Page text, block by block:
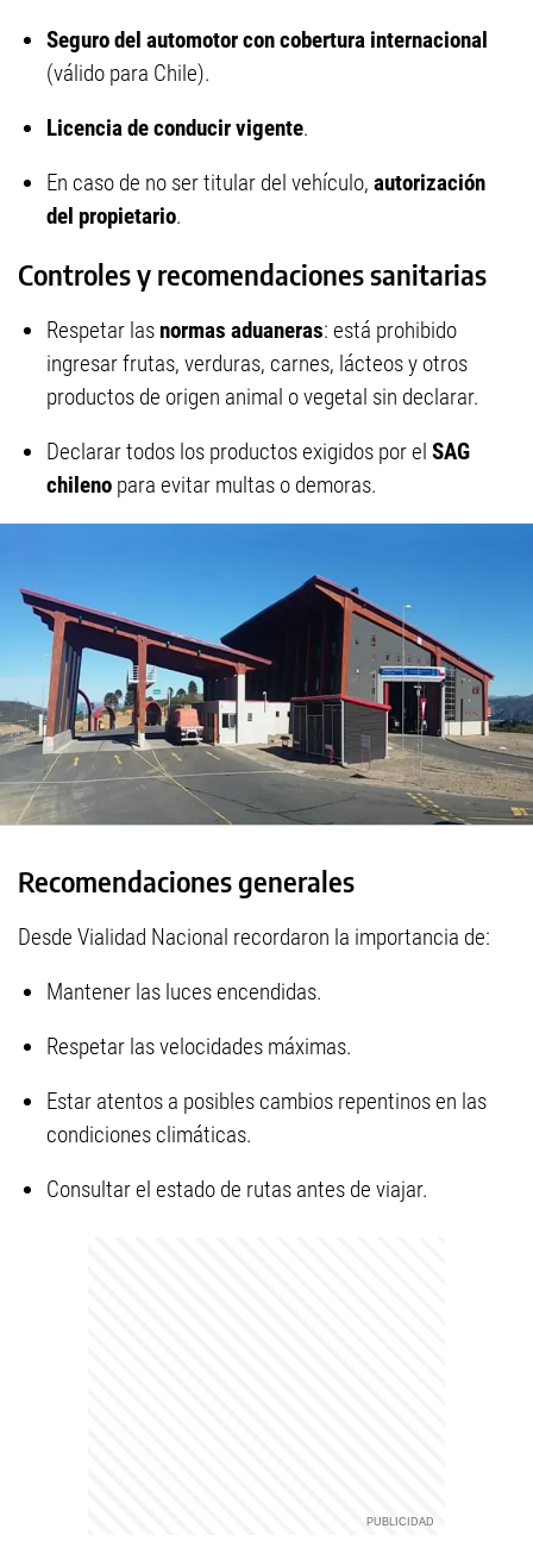
Seguro del automotor con cobertura internacional
(válido para Chile).
Licencia de conducir vigente.
En caso de no ser titular del vehículo, autorización
del propietario.
Controles y recomendaciones sanitarias
Respetar lasnormas aduaneras: está prohibido
ingresar frutas, verduras, carnes, lácteos y otros
productos de origen animal o vegetal sin declarar.
Declarar todos los productos exigidos por el SAG
chileno para evitar multas o demoras.
Recomendaciones generales
Desde Vialidad Nacional recordaron la importancia de:
Mantener las luces encendidas.
Respetar las velocidades máximas.
Estar atentos a posibles cambios repentinos en las
condiciones climáticas.
Consultar el estado de rutas antes de viajar.